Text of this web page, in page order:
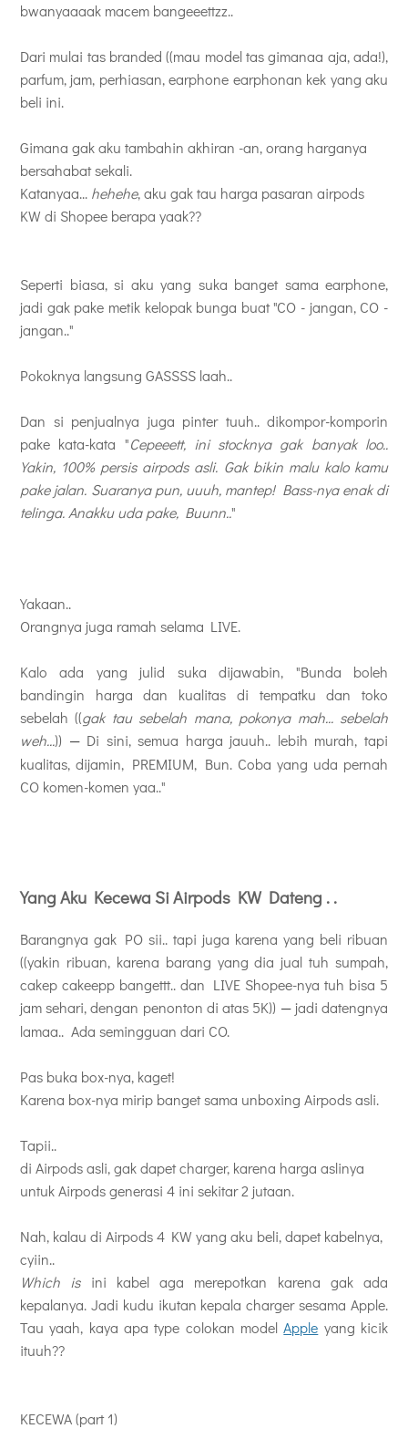
bwanyaaaak macem bangeeettzz..
Dari mulai tas branded ((mau model tas gimanaa aja, ada!),
parfum, jam, perhiasan, earphone earphonan kek yang aku
beli ini.
Gimana gak aku tambahin akhiran -an, orang harganya
bersahabat sekali.
Katanyaa... hehehe, aku gak tau harga pasaran airpods
KW di Shopee berapa yaak??
Seperti biasa, si aku yang suka banget sama earphone,
jadi gak pake metik kelopak bunga buat "CO - jangan, CO -
jangan.."
Pokoknya langsung GASSSS laah..
Dan si penjualnya juga pinter tuuh.. dikompor-komporin
pake kata-kata "Cepeeett, ini stocknya gak banyak loo..
Yakin, 100% persis airpods asli. Gak bikin malu kalo kamu
pake jalan. Suaranya pun, uuuh, mantep! Bass-nya enak di
telinga. Anakku uda pake, Buunn.."
Yakaan..
Orangnya juga ramah selama LIVE.
Kalo ada yang julid suka dijawabin, "Bunda boleh
bandingin harga dan kualitas di tempatku dan toko
sebelah ((gak tau sebelah mana, pokonya mah... sebelah
weh...)) — Di sini, semua harga jauuh.. lebih murah, tapi
kualitas, dijamin, PREMIUM, Bun. Coba yang uda pernah
CO komen-komen yaa.."
Yang Aku Kecewa Si Airpods KW Dateng . .
Barangnya gak PO sii.. tapi juga karena yang beli ribuan
((yakin ribuan, karena barang yang dia jual tuh sumpah,
cakep cakeepp bangettt.. dan LIVE Shopee-nya tuh bisa 5
jam sehari, dengan penonton di atas 5K)) — jadi datengnya
lamaa.. Ada semingguan dari CO.
Pas buka box-nya, kaget!
Karena box-nya mirip banget sama unboxing Airpods asli.
Tapii..
di Airpods asli, gak dapet charger, karena harga aslinya
untuk Airpods generasi 4 ini sekitar 2 jutaan.
Nah, kalau di Airpods 4 KW yang aku beli, dapet kabelnya,
cyiin..
Which isini kabel aga merepotkan karena gak ada
kepalanya. Jadi kudu ikutan kepala charger sesama Apple.
Tau yaah, kaya apa type colokan modelApple yang kicik
ituuh??
KECEWA (part 1)